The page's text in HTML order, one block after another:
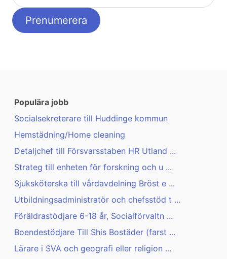
Populära jobb
Socialsekreterare till Huddinge kommun
Hemstädning/Home cleaning
Detaljchef till Försvarsstaben HR Utland ...
Strateg till enheten för forskning och u ...
Sjuksköterska till vårdavdelning Bröst e ...
Utbildningsadministratör och chefsstöd t ...
Föräldrastödjare 6-18 år, Socialförvaltn ...
Boendestödjare Till Shis Bostäder (farst ...
Lärare i SVA och geografi eller religion ...